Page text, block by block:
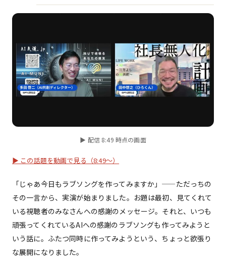
▶ 配信 8:49 時点の画面
▶ この話題を動画で見る（8:49〜）
「じゃあ今日もラブソングを作ってみますか」——ただっちの
その一言から、実演が始まりました。お題は最初、見てくれて
いる視聴者のみなさんへの感謝のメッセージ。それと、いつも
頑張ってくれているAIへの感謝のラブソングも作ってみようと
いう話に。ふたつ同時に作ってみようという、ちょっと欲張り
な展開になりました。